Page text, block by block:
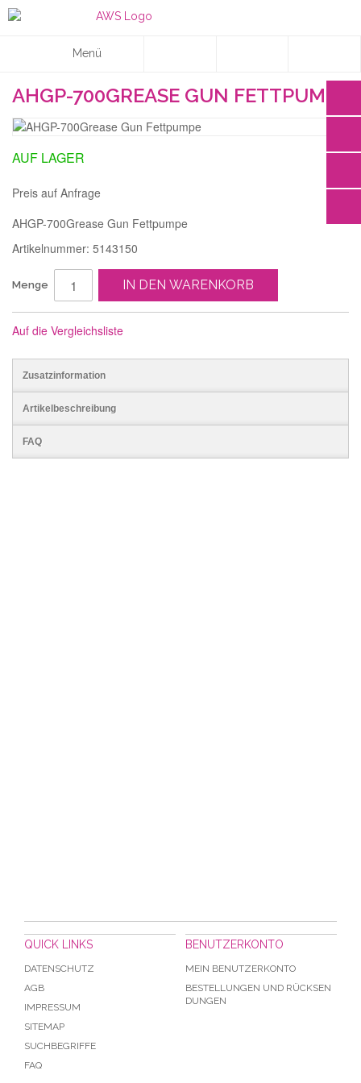
Menü
AHGP-700GREASE GUN FETTPUMPE
AUF LAGER
Preis auf Anfrage
AHGP-700Grease Gun Fettpumpe
Artikelnummer: 5143150
Menge IN DEN WARENKORB
Auf die Vergleichsliste
Zusatzinformation
Artikelbeschreibung
FAQ
QUICK LINKS
DATENSCHUTZ
AGB
IMPRESSUM
SITEMAP
SUCHBEGRIFFE
FAQ
BENUTZERKONTO
MEIN BENUTZERKONTO
BESTELLUNGEN UND RÜCKSEN
DUNGEN